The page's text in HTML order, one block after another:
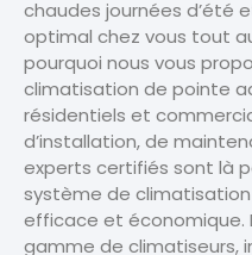
chaudes journées d’été
optimal chez vous tout
pourquoi nous vous
climatisation de pointe
résidentiels et
d’installation, de
experts certifiés sont là
système de
efficace et économique.
gamme de climatiseurs,